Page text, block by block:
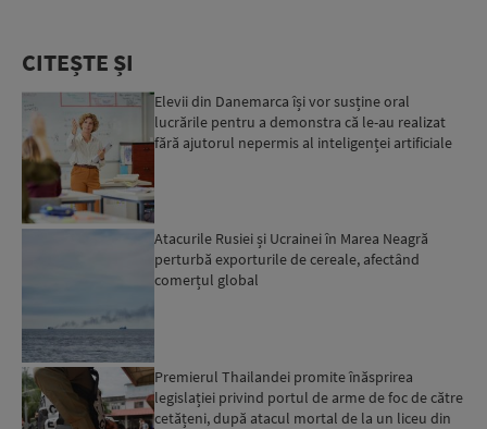
CITEȘTE ȘI
Elevii din Danemarca își vor susține oral
lucrările pentru a demonstra că le-au realizat
fără ajutorul nepermis al inteligenței artificiale
Atacurile Rusiei și Ucrainei în Marea Neagră
perturbă exporturile de cereale, afectând
comerțul global
Premierul Thailandei promite înăsprirea
legislației privind portul de arme de foc de către
cetățeni, după atacul mortal de la un liceu din